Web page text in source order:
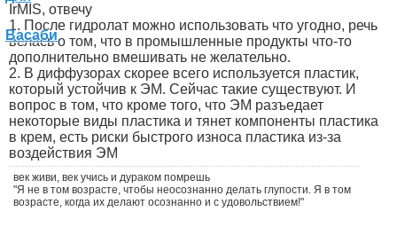
IrMIS, отвечу
1. После гидролат можно использовать что угодно, речь
велась о том, что в промышленные продукты что-то
дополнительно вмешивать не желательно.
2. В диффузорах скорее всего используется пластик,
который устойчив к ЭМ. Сейчас такие существуют. И
вопрос в том, что кроме того, что ЭМ разъедает
некоторые виды пластика и тянет компоненты пластика
в крем, есть риски быстрого износа пластика из-за
воздействия ЭМ
век живи, век учись и дураком помрешь
"Я не в том возрасте, чтобы неосознанно делать глупости. Я в том
возрасте, когда их делают осознанно и с удовольствием!"